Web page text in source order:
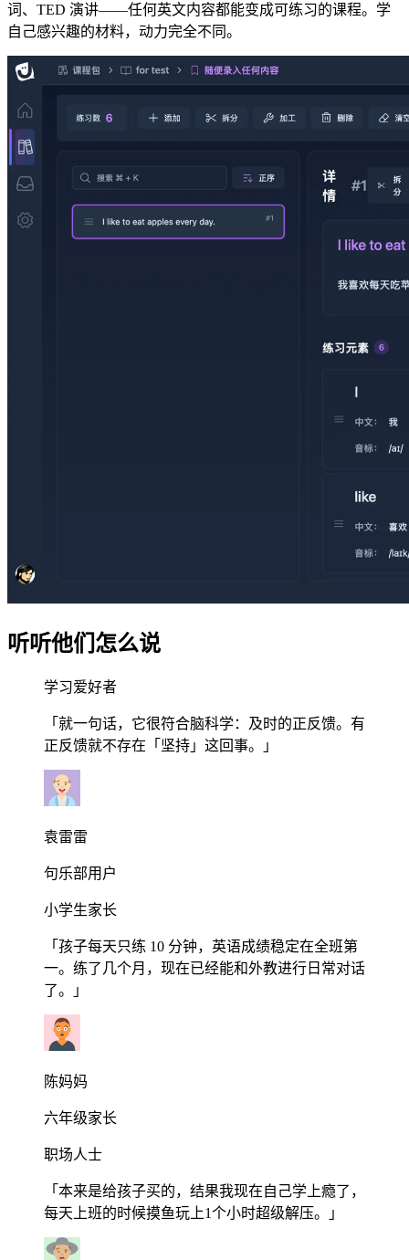
词、TED 演讲——任何英文内容都能变成可练习的课程。学
自己感兴趣的材料，动力完全不同。
听听他们怎么说
学习爱好者
「就一句话，它很符合脑科学：及时的正反馈。有
正反馈就不存在「坚持」这回事。」
袁雷雷
句乐部用户
小学生家长
「孩子每天只练 10 分钟，英语成绩稳定在全班第
一。练了几个月，现在已经能和外教进行日常对话
了。」
陈妈妈
六年级家长
职场人士
「本来是给孩子买的，结果我现在自己学上瘾了，
每天上班的时候摸鱼玩上1个小时超级解压。」